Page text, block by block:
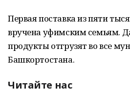
Первая поставка из пяти
вручена уфимским семьям.
продукты отгрузят во все
Башкортостана.
Читайте нас